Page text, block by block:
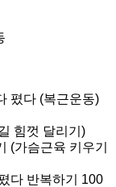
폈다 (복근운동)
힘껏 달리기)
(가슴근육 키우기
다 반복하기 100